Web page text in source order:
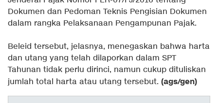
Dokumen dan Pedoman Teknis Pengisian Dokumen
dalam rangka Pelaksanaan Pengampunan Pajak.
Beleid tersebut, jelasnya, menegaskan bahwa harta
dan utang yang telah dilaporkan dalam SPT
Tahunan tidak perlu dirinci, namun cukup dituliskan
jumlah total harta atau utang tersebut. (ags/gen)